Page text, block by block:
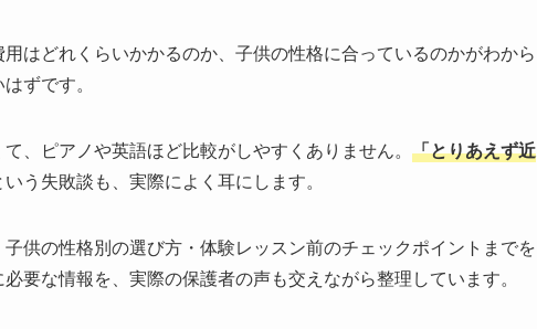
はどれくらいかかるのか、子供の性格に合っているのかがわから
ずです。
、ピアノや英語ほど比較がしやすくありません。 「とりあえず近
いう失敗談も、実際によく耳にします。
供の性格別の選び方・体験レッスン前のチェックポイントまでを
要な情報を、実際の保護者の声も交えながら整理しています。